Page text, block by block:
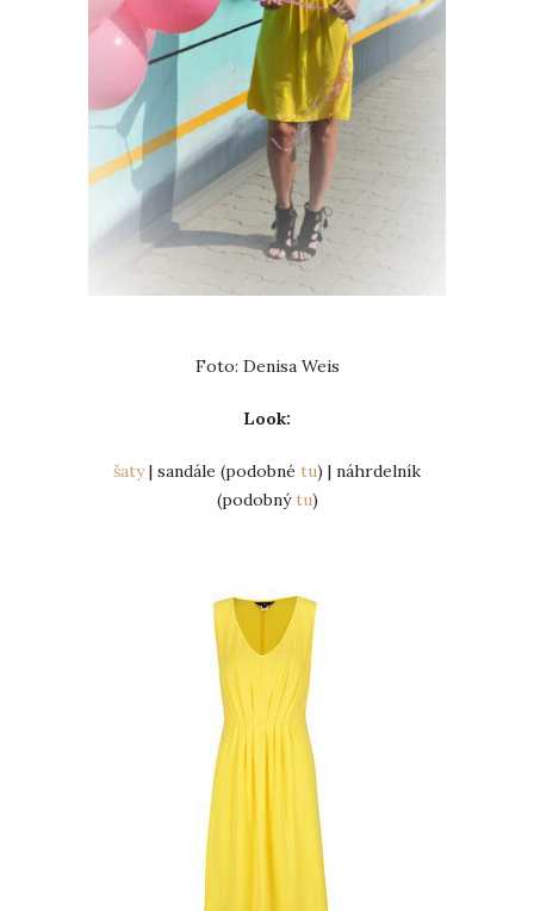
Foto: Denisa Weis
Look:
šaty| sandále (podobné tu) | náhrdelník
(podobnýtu)